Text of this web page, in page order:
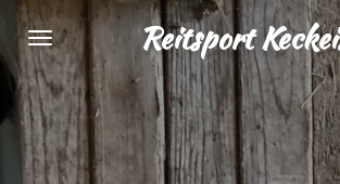
Zum
Hauptinhalt
springen
Reitsport